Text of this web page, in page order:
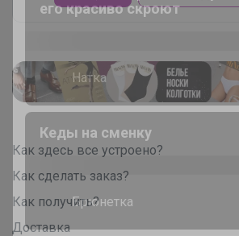
Как здесь все устроено?
Как сделать заказ?
Как получить?
Доставка
Кеды из натуральной кожи
Брюнетка
Шорты для мальчика для